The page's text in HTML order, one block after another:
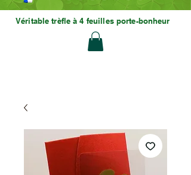
Véritable trèfle à 4 feuilles porte-bonheur